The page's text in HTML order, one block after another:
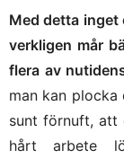
Med detta inget
verkligen mår
flera av
man kan plocka
sunt förnuft, att
hårt arbete